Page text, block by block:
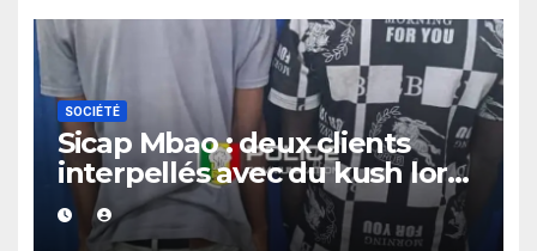
SOCIÉTÉ
Sicap Mbao : deux clients
interpellés avec du kush lors
d’un contrôle de police dans
un bar